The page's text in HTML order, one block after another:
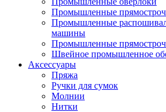
Промышленные
Промышленные
машины
Промышленные
Швейное промышленное
Аксессуары
Пряжа
Ручки для сумок
Молнии
Нитки